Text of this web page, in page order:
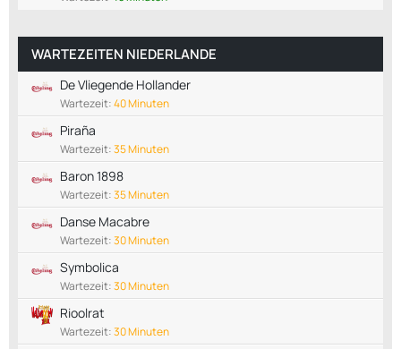
WARTEZEITEN NIEDERLANDE
De Vliegende Hollander
Wartezeit:40 Minuten
Piraña
Wartezeit:35 Minuten
Baron 1898
Wartezeit:35 Minuten
Danse Macabre
Wartezeit:30 Minuten
Symbolica
Wartezeit:30 Minuten
Rioolrat
Wartezeit:30 Minuten